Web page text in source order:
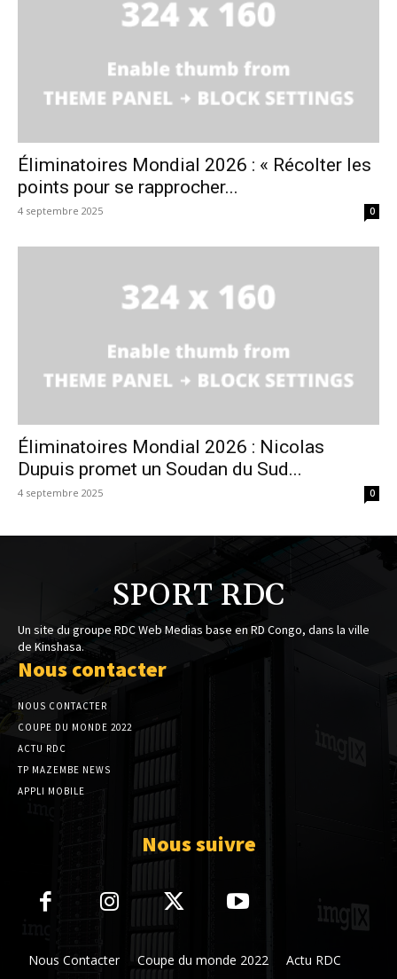
Éliminatoires Mondial 2026 : « Récolter les
points pour se rapprocher...
4 septembre 2025 0
Éliminatoires Mondial 2026 : Nicolas
Dupuis promet un Soudan du Sud...
4 septembre 2025 0
SPORT RDC
Un site du groupe RDC Web Medias base en RD Congo, dans la ville
de Kinshasa.
Nous contacter
NOUS CONTACTER
COUPE DU MONDE 2022
ACTU RDC
TP MAZEMBE NEWS
APPLI MOBILE
Nous suivre
Nous Contacter Coupe du monde 2022
Actu RDC